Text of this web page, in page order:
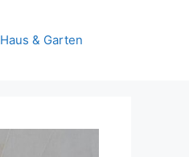
Haus & Garten